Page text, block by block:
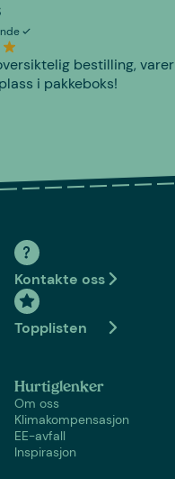
bestilling, varer
i pakkeboks!
Kontakte oss
Topplisten
Hurtiglenker
Om oss
Klimakompensasjon
EE-avfall
Inspirasjon